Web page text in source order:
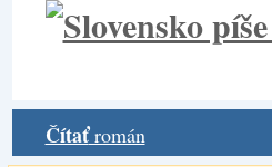
Čítaťromán